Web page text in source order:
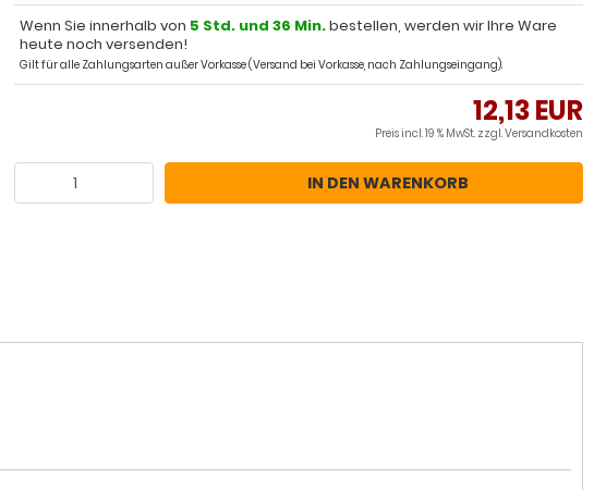
Wenn Sie innerhalb von 5 Std. und 36 Min.bestellen, werden wir Ihre Ware
heute noch versenden!
Gilt für alle Zahlungsarten außer Vorkasse (Versand bei Vorkasse, nach Zahlungseingang).
12,13 EUR
Preis incl. 19 % MwSt. zzgl.Versandkosten
IN DEN WARENKORB